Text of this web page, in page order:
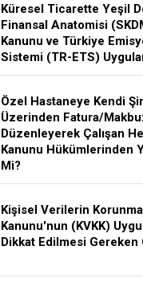
Küresel Ticarette Yeşil
Finansal Anatomisi
Kanunu ve Türkiye
Sistemi (TR-ETS)
Özel Hastaneye Kendi
Üzerinden Fatura/
Düzenleyerek Çalışan
Kanunu Hükümlerinden
Mi?
Kişisel Verilerin
Kanunu'nun (KVKK)
Dikkat Edilmesi Gereken